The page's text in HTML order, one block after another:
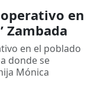
en
Zambada
en el poblado
donde se
Mónica